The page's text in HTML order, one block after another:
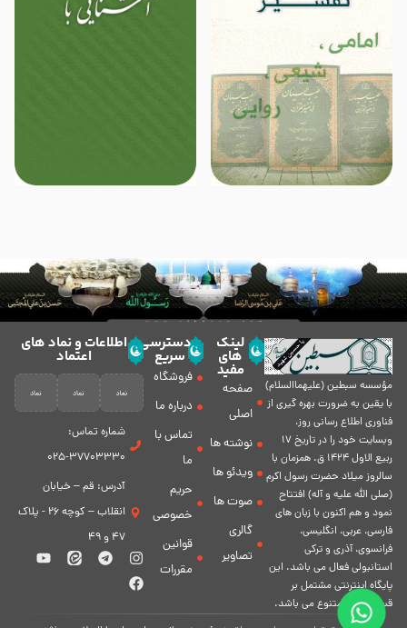
مؤسسه سبطين (عليهماالسلام)
با يقين به ضرورت بهره گیرى از
فناورى اطلاع رسانى روز،
وبسایت خود را در تاريخ 17
ربيع الاول 1424 ق. همزمان با
سالروز ميلاد حضرت رسول اكرم
(صلی الله علیه و آله) افتتاح
نمود و هم اكنون با زبان های
فارسی، عربى، انگلیسی،
فرانسوی، آذری و ترکی
استانبولی فعال مى باشد. اين
پايگاه اينترنتى مشتمل بر
قسمت هاى متنوع مى باشد.
لینک
های
مفید
صفحه
اصلی
نوشته ها
ویدئو ها
صوت ها
گالری
تصاویر
دسترسی
سریع
فروشگاه
درباره ما
تماس با
ما
حریم
خصوصی
قوانین
مقررات
اطلاعات و نماد های
اعتماد
شماره تماس:
37703330-025
آدرس: قم – خیابان
انقلاب – کوچه 26 - پلاک
47 و 49